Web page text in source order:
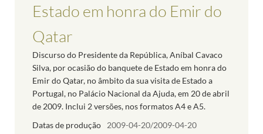
Estado em honra do Emir do
Qatar
Discurso do Presidente da República, Aníbal Cavaco
Silva, por ocasião do banquete de Estado em honra do
Emir do Qatar, no âmbito da sua visita de Estado a
Portugal, no Palácio Nacional da Ajuda, em 20 de abril
de 2009. Inclui 2 versões, nos formatos A4 e A5.
Datas de produção
2009-04-20/2009-04-20